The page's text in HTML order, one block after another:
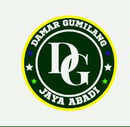
content